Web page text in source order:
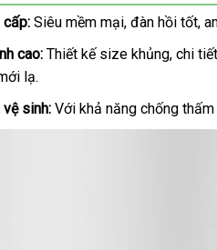
cấp: Siêu mềm mại, đàn hồi tốt,
cao: Thiết kế size khủng, chi
lạ.
sinh: Với khả năng chống